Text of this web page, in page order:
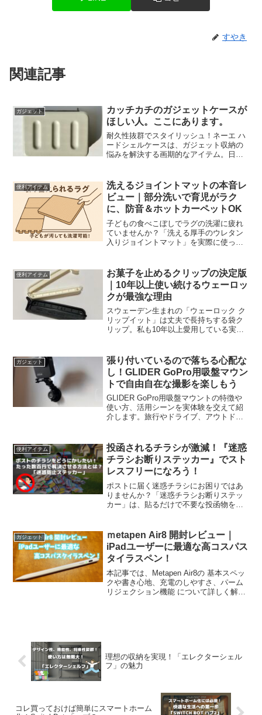
すやき
関連記事
ガジェット
カッチカチのガジェットケースが
ほしい人。ここにあります。
耐久性抜群でスタイリッシュ！ネーエ ハ
ードシェルケースは、ガジェット収納の
悩みを解決する画期的なアイテム。日常
便利アイテム
洗えるジョイントマットの本音レ
ビュー｜部分洗いで育児がラク
に、防音＆ホットカーペットOK
子どもの食べこぼしでラグの洗濯に疲れ
ていませんか？「洗える厚手のウレタン
入りジョイントマット」を実際に使って
応”まで、カジュアルに本音レビュー。お
すすめの使い方と注意点も。
便利アイテム
お菓子を止めるクリップの決定版
｜10年以上使い続けるウェーロッ
クが最強な理由
スウェーデン生まれの「ウェーロック ク
リップイット」は丈夫で長持ちする袋ク
リップ。私も10年以上愛用している実体
ます。
ガジェット
張り付いているので落ちる心配な
し！GLIDER GoPro用吸盤マウン
トで自由自在な撮影を楽しもう
GLIDER GoPro用吸盤マウントの特徴や
使い方、活用シーンを実体験を交えて紹
介します。旅行やドライブ、アウトドア
便利アイテム
投函されるチラシが激減！『迷惑
チラシお断りステッカー』でスト
レスフリーになろう！
ポストに届く迷惑チラシにお困りではあ
りませんか？「迷惑チラシお断りステッ
カー」は、貼るだけで不要な投函物を激
プルながら目立つデザインで業者にしっ
かり意思を伝えます。ゴミが減るだけで
なく、日々のストレスも解消！ポストの
環境を今すぐ快適に変えませんか？
ガジェット
ｍetapen Air8 開封レビュー｜
iPadユーザーに最適な高コスパス
タイラスペン！
本記事では、Metapen Air8の 基本スペッ
クや書き心地、充電のしやすさ、パーム
リジェクション機能 について詳しく解
理想の収納を実現！「エレクターシェル
フ」の魅力
コレ買っておけば簡単にスマートホーム